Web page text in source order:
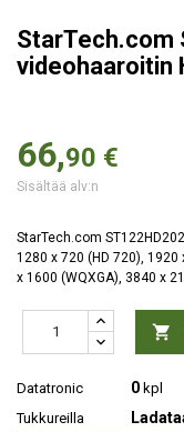
StarTech.com
videohaaroitin
66,90 €
Sisältää alv:n
StarTech.com
1280 x 720 (HD 720), 1920
x 1600 (WQXGA), 3840 x

Datatronic 0 kpl
Tukkureilla